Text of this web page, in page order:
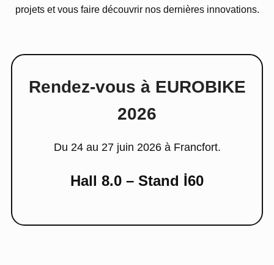
projets et vous faire découvrir nos dernières innovations.
Rendez-vous à EUROBIKE
2026
Du 24 au 27 juin 2026 à Francfort.
Hall 8.0 – Stand İ60